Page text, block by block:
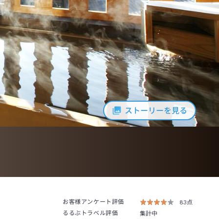
ストーリーを見る
お客様アンケート評価
83点
るるぶトラベル評価
集計中